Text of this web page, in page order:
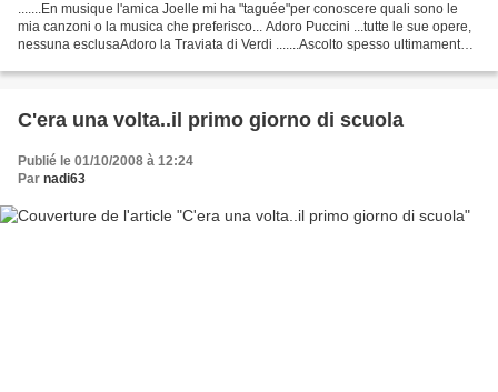
.......En musique l'amica Joelle mi ha "taguée"per conoscere quali sono le
mia canzoni o la musica che preferisco... Adoro Puccini ...tutte le sue opere,
nessuna esclusaAdoro la Traviata di Verdi .......Ascolto spesso ultimamente
C'era una volta..il primo giorno di scuola
Publié le 01/10/2008 à 12:24
Par nadi63